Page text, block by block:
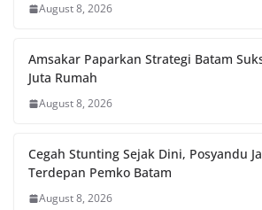
August 8, 2026
Amsakar Paparkan Strategi Batam
Juta Rumah
August 8, 2026
Cegah Stunting Sejak Dini, Posyandu
Terdepan Pemko Batam
August 8, 2026